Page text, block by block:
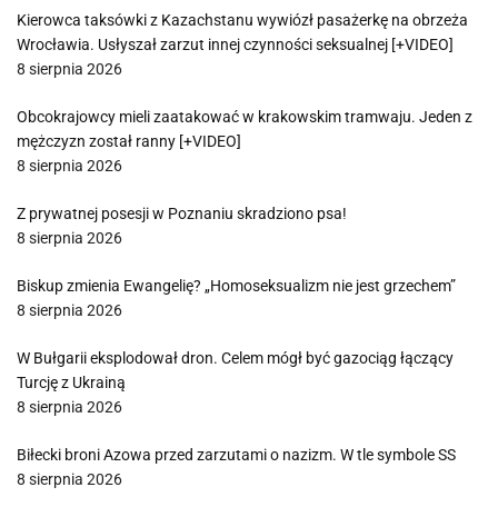
Kierowca taksówki z Kazachstanu wywiózł pasażerkę na obrzeża
Wrocławia. Usłyszał zarzut innej czynności seksualnej [+VIDEO]
8 sierpnia 2026
Obcokrajowcy mieli zaatakować w krakowskim tramwaju. Jeden z
mężczyzn został ranny [+VIDEO]
8 sierpnia 2026
Z prywatnej posesji w Poznaniu skradziono psa!
8 sierpnia 2026
Biskup zmienia Ewangelię? „Homoseksualizm nie jest grzechem”
8 sierpnia 2026
W Bułgarii eksplodował dron. Celem mógł być gazociąg łączący
Turcję z Ukrainą
8 sierpnia 2026
Biłecki broni Azowa przed zarzutami o nazizm. W tle symbole SS
8 sierpnia 2026